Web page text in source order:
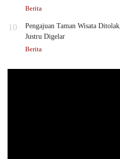
Berita
10
Pengajuan Taman Wisata
Justru Digelar
Berita